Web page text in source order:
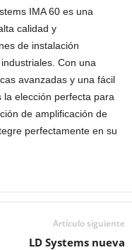
IMA 60 es una
calidad y
de instalación
Con una
avanzadas y una fácil
la elección perfecta para
de amplificación de
perfectamente en su
Artículo siguiente
LD Systems nueva